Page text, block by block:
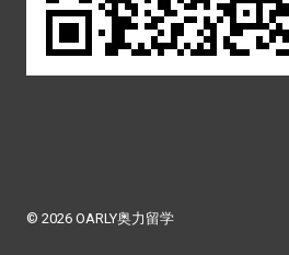
© 2026 OARLY奥力留学